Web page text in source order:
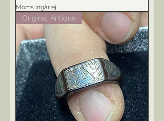
Moms ingår ej
Original Antique